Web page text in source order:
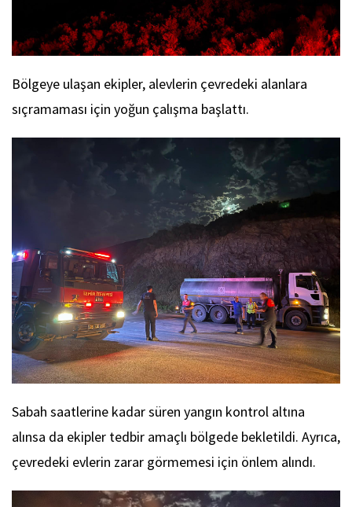
Bölgeye ulaşan ekipler, alevlerin çevredeki alanlara
sıçramaması için yoğun çalışma başlattı.
Sabah saatlerine kadar süren yangın kontrol altına
alınsa da ekipler tedbir amaçlı bölgede bekletildi. Ayrıca,
çevredeki evlerin zarar görmemesi için önlem alındı.